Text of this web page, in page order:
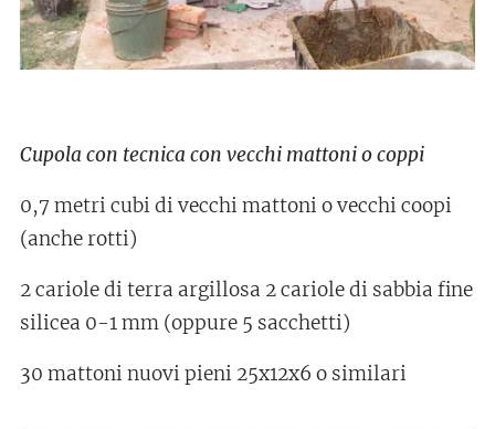
Cupola con tecnica con vecchi mattoni o coppi
0,7 metri cubi di vecchi mattoni o vecchi coopi
(anche rotti)
2 cariole di terra argillosa 2 cariole di sabbia fine
silicea 0-1 mm (oppure 5 sacchetti)
30 mattoni nuovi pieni 25x12x6 o similari